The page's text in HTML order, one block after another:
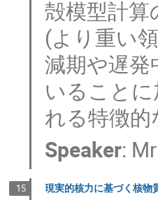
殻模型計
(より重い
減期や遅
いること
れる特徴
Speaker: Mr
15 現実的核力に基づく核物